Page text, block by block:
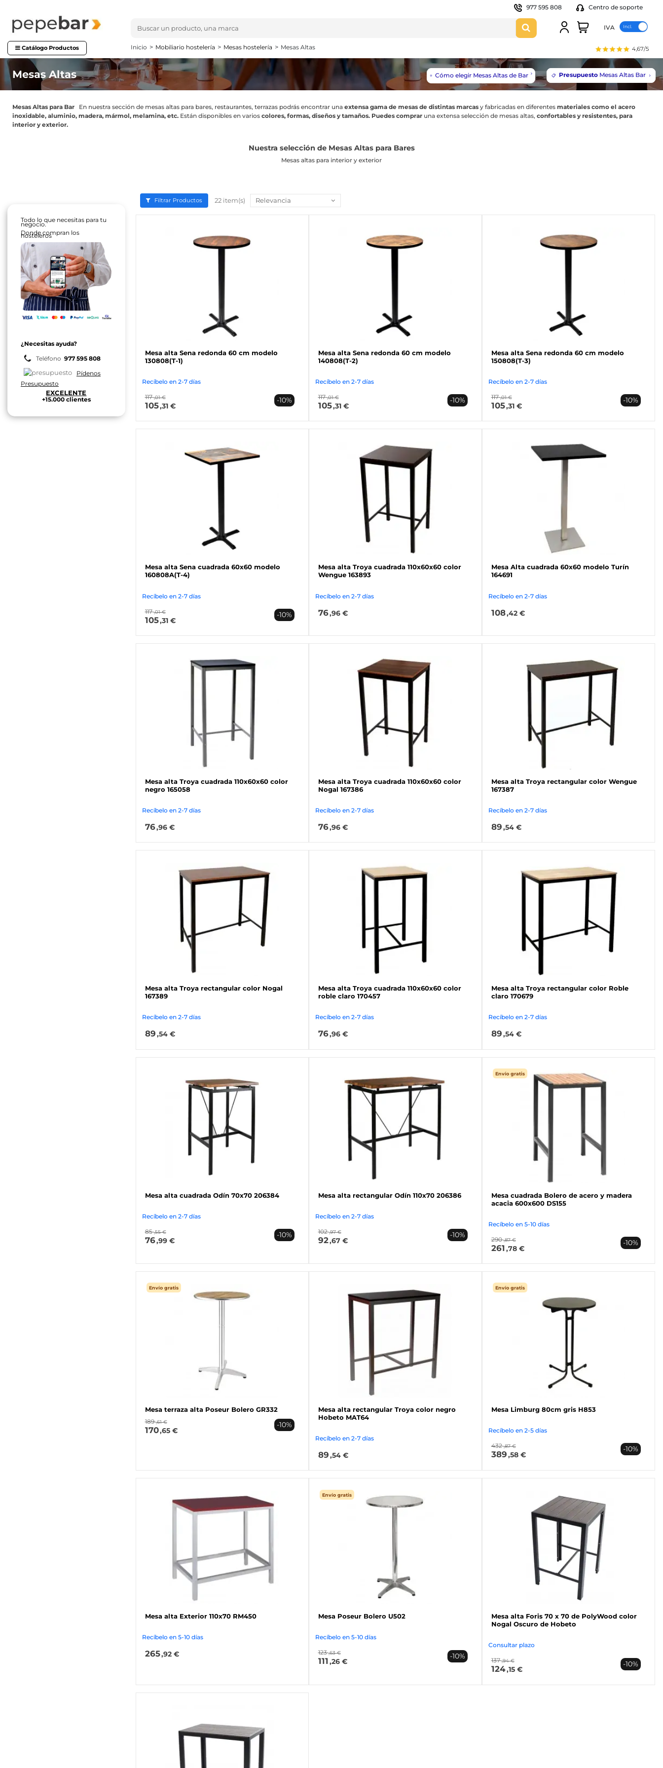
977 595 808 Centro de soporte
IVA
Catálogo Productos 4,67/5
Inicio Mobiliario hostelería Mesas hostelería Mesas Altas
Mesas Altas
Mesas Altas para Bar En nuestra sección de mesas altas para bares, restaurantes, terrazas podrás encontrar una extensa gama de mesas de distintas marcas y fabricadas en diferentes materiales como el acero
inoxidable, aluminio, madera, mármol, melamina, etc. Están disponibles en varios colores, formas, diseños y tamaños. Puedes comprar una extensa selección de mesas altas, confortables y resistentes, para
interior y exterior.
Nuestra selección de Mesas Altas para Bares
Mesas altas para interior y exterior
⭐️ Cómo elegir Mesas Altas de Bar 📋 Presupuesto Mesas Altas Bar
Filtrar Productos 22 item(s) Relevancia
Mesa alta Sena redonda 60 cm modelo
130808(T-1)
Recíbelo en 2-7 días
117 ,01 €
105,31 €
-10%
Mesa alta Sena redonda 60 cm modelo
140808(T-2)
Recíbelo en 2-7 días
117 ,01 €
105,31 €
-10%
Mesa alta Sena redonda 60 cm modelo
150808(T-3)
Recíbelo en 2-7 días
117 ,01 €
105,31 €
-10%
Mesa alta Sena cuadrada 60x60 modelo
160808A(T-4)
Recíbelo en 2-7 días
117 ,01 €
105,31 €
-10%
Mesa alta Troya cuadrada 110x60x60 color
Wengue 163893
Recíbelo en 2-7 días
76,96 €
Mesa Alta cuadrada 60x60 modelo Turín
164691
Recíbelo en 2-7 días
108,42 €
Mesa alta Troya cuadrada 110x60x60 color
negro 165058
Recíbelo en 2-7 días
76,96 €
Mesa alta Troya cuadrada 110x60x60 color
Nogal 167386
Recíbelo en 2-7 días
76,96 €
Mesa alta Troya rectangular color Wengue
167387
Recíbelo en 2-7 días
89,54 €
Mesa alta Troya rectangular color Nogal
167389
Recíbelo en 2-7 días
89,54 €
Mesa alta Troya cuadrada 110x60x60 color
roble claro 170457
Recíbelo en 2-7 días
76,96 €
Mesa alta Troya rectangular color Roble
claro 170679
Recíbelo en 2-7 días
89,54 €
Mesa alta cuadrada Odín 70x70 206384
Recíbelo en 2-7 días
85 ,55 €
76,99 €
-10%
Mesa alta rectangular Odín 110x70 206386
Recíbelo en 2-7 días
102 ,97 €
92,67 €
-10%
Envío gratis
Mesa cuadrada Bolero de acero y madera
acacia 600x600 DS155
Recíbelo en 5-10 días
290 ,87 €
261,78 €
-10%
Envío gratis
Mesa terraza alta Poseur Bolero GR332
189 ,61 €
170,65 €
-10%
Mesa alta rectangular Troya color negro
Hobeto MAT64
Recíbelo en 2-7 días
89,54 €
Envío gratis
Mesa Limburg 80cm gris H853
Recíbelo en 2-5 días
432 ,87 €
389,58 €
-10%
Mesa alta Exterior 110x70 RM450
Recíbelo en 5-10 días
265,92 €
Envío gratis
Mesa Poseur Bolero U502
Recíbelo en 5-10 días
123 ,63 €
111,26 €
-10%
Mesa alta Foris 70 x 70 de PolyWood color
Nogal Oscuro de Hobeto
Consultar plazo
137 ,94 €
124,15 €
-10%
Todo lo que necesitas para tu
negocio.
Donde compran los
hosteleros
¿Necesitas ayuda?
Teléfono 977 595 808
Pídenos
Presupuesto
EXCELENTE
+15.000 clientes